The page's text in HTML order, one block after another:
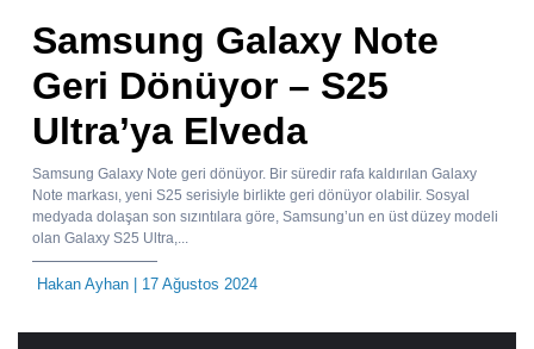
Samsung Galaxy Note
Geri Dönüyor – S25
Ultra’ya Elveda
Samsung Galaxy Note geri dönüyor. Bir süredir rafa kaldırılan Galaxy
Note markası, yeni S25 serisiyle birlikte geri dönüyor olabilir. Sosyal
medyada dolaşan son sızıntılara göre, Samsung’un en üst düzey modeli
olan Galaxy S25 Ultra,...
Hakan Ayhan | 17 Ağustos 2024